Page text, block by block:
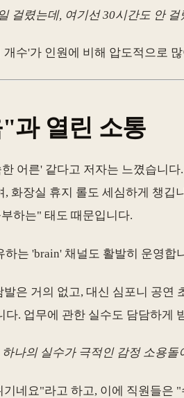
걸렸는데, 여기선 30시간도 안 걸
수'가 인원에 비해 압도적으로
과 열린 소통
어른' 같다고 저자는 느꼈습니
화장실 휴지 롤도 세심하게 챙
하는" 태도 때문입니다.
는 'brain' 채널도 활발히 운영
은 거의 없고, 대신 심포니 공
. 업무에 관한 실수도 담담하게
나의 실수가 극적인 감정 소용
네요"라고 하고, 이에 직원들